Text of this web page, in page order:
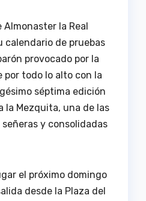
la Real
calendario de pruebas
provocado por la
por todo lo alto con la
séptima edición
la Mezquita, una de las
y consolidadas
el próximo domingo
desde la Plaza del